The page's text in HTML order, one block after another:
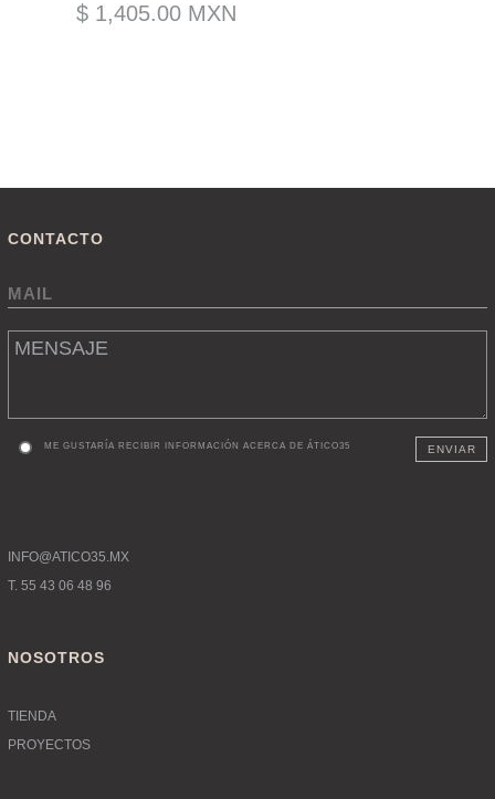
$ 1,405.00 MXN
CONTACTO
ME GUSTARÍA RECIBIR INFORMACIÓN ACERCA DE ÁTICO35 ENVIAR
INFO@ATICO35.MX
T. 55 43 06 48 96
NOSOTROS
TIENDA
PROYECTOS